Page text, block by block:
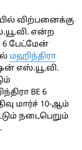
விற்பனைக்கு
என்ற
6 பேட்மேன்
மஹிந்திரா
எஸ்.யூ.வி.
BE 6
மார்ச் 10-ஆம்
நடைபெறும்